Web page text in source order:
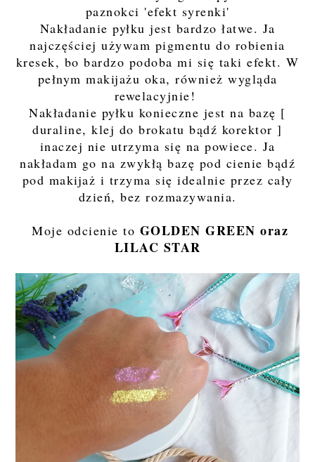
paznokci 'efekt syrenki'
Nakładanie pyłku jest bardzo łatwe. Ja
najczęściej używam pigmentu do robienia
kresek, bo bardzo podoba mi się taki efekt. W
pełnym makijażu oka, również wygląda
rewelacyjnie!
Nakładanie pyłku konieczne jest na bazę [
duraline, klej do brokatu bądź korektor ]
inaczej nie utrzyma się na powiece. Ja
nakładam go na zwykłą bazę pod cienie bądź
pod makijaż i trzyma się idealnie przez cały
dzień, bez rozmazywania.
Moje odcienie to GOLDEN GREEN oraz
LILAC STAR